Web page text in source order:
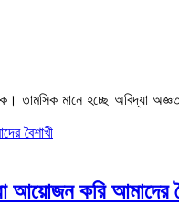
তামসিক মানে হচ্ছে অবিদ্যা
আয়োজন করি আমাদের